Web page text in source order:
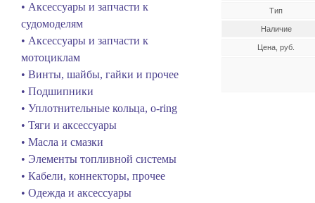
• Аксессуары и запчасти к
судомоделям
• Аксессуары и запчасти к
мотоциклам
• Винты, шайбы, гайки и прочее
• Подшипники
• Уплотнительные кольца, o-ring
• Тяги и аксессуары
• Масла и смазки
• Элементы топливной системы
• Кабели, коннекторы, прочее
• Одежда и аксессуары
Тип
Наличие
Цена, руб.